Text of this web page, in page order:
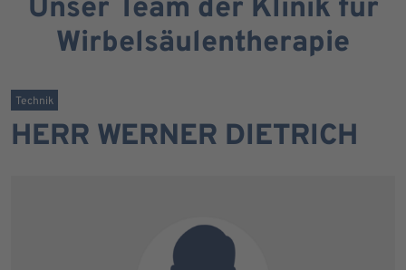
Unser Team der Klinik für
Wirbelsäulentherapie
Technik
HERR WERNER DIETRICH